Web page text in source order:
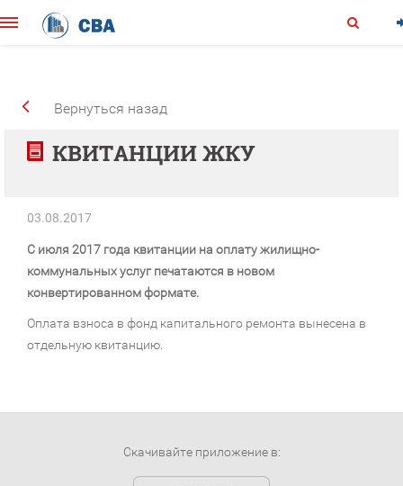
Вернуться назад
КВИТАНЦИИ ЖКУ
03.08.2017
С июля 2017 года квитанции на оплату жилищно-
коммунальных услуг печатаются в новом
конвертированном формате.
Оплата взноса в фонд капитального ремонта вынесена в
отдельную квитанцию.
Скачивайте приложение в: